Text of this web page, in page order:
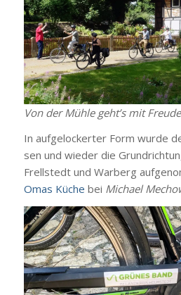
Von der Müh­le geht’s mit
In auf­ge­lo­cker­ter Form wur­de
sen und wie­der die
Frell­stedt und War­berg
Omas Küche bei Micha­el